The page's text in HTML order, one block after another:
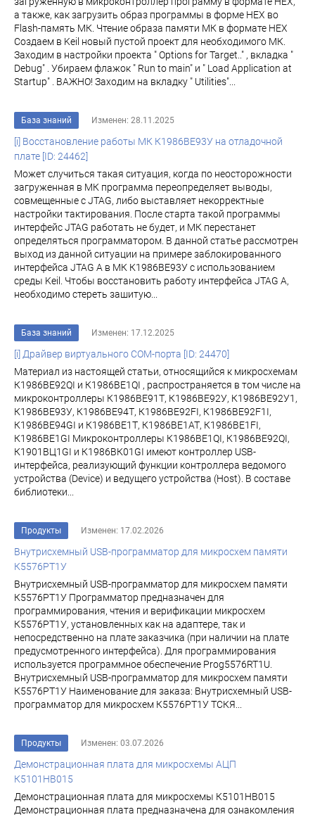
а также, как загрузить образ программы в форме HEX во
Flash-память МК. Чтение образа памяти МК в формате HEX
Создаем в Keil новый пустой проект для необходимого МК.
Заходим в настройки проекта " Options for Target.." , вкладка "
Debug" . Убираем флажок " Run to main" и " Load Application at
Startup" . ВАЖНО! Заходим на вкладку " Utilities"...
База знаний Изменен: 28.11.2025
[i] Восстановление работы МК К1986ВЕ93У на отладочной
плате [ID: 24462]
Может случиться такая ситуация, когда по неосторожности
загруженная в МК программа переопределяет выводы,
совмещенные с JTAG, либо выставляет некорректные
настройки тактирования. После старта такой программы
интерфейс JTAG работать не будет, и МК перестанет
определяться программатором. В данной статье рассмотрен
выход из данной ситуации на примере заблокированного
интерфейса JTAG A в МК К1986BE93У с использованием
среды Keil. Чтобы восстановить работу интерфейса JTAG A,
необходимо стереть зашитую...
База знаний Изменен: 17.12.2025
[i] Драйвер виртуального COM-порта [ID: 24470]
Материал из настоящей статьи, относящийся к микросхемам
К1986ВЕ92QI и К1986ВЕ1QI , распространяется в том числе на
микроконтроллеры К1986ВЕ91Т, К1986ВЕ92У, К1986ВЕ92У1,
К1986ВЕ93У, К1986ВЕ94Т, К1986ВЕ92FI, К1986ВЕ92F1I,
К1986ВЕ94GI и К1986ВЕ1Т, К1986ВЕ1АТ, К1986ВЕ1FI,
К1986ВЕ1GI Микроконтроллеры К1986ВЕ1QI, К1986ВЕ92QI,
К1901ВЦ1GI и К1986ВК01GI имеют контроллер USB-
интерфейса, реализующий функции контроллера ведомого
устройства (Device) и ведущего устройства (Host). В составе
библиотеки...
Продукты Изменен: 17.02.2026
Внутрисхемный USB-программатор для микросхем памяти
К5576РТ1У
Внутрисхемный USB-программатор для микросхем памяти
К5576РТ1У Программатор предназначен для
программирования, чтения и верификации микросхем
К5576РТ1У, установленных как на адаптере, так и
непосредственно на плате заказчика (при наличии на плате
предусмотренного интерфейса). Для программирования
используется программное обеспечение Prog5576RT1U.
Внутрисхемный USB-программатор для микросхем памяти
К5576РТ1У Наименование для заказа: Внутрисхемный USB-
программатор для микросхем К5576РТ1У ТСКЯ...
Продукты Изменен: 03.07.2026
Демонстрационная плата для микросхемы АЦП
К5101НВ015
Демонстрационная плата для микросхемы К5101НВ015
Демонстрационная плата предназначена для ознакомления